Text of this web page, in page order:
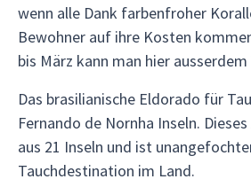
wenn alle Dank farbenfroher
Bewohner auf ihre Kosten
bis März kann man hier ausserdem
Das brasilianische Eldorado für
Fernando de Nornha Inseln.
aus 21 Inseln und ist
Tauchdestination im Land.